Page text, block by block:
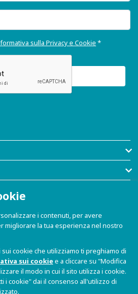
sulla Privacy e Cookie *
i contenuti, per avere
migliorare la tua esperienza nel nostro
cookie che utilizziamo ti preghiamo di
sui cookiee a cliccare su "Modifica
il modo in cui il sito utilizza i cookie.
i cookie" dai il consenso all'utilizzo di